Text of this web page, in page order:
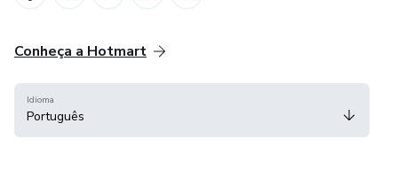
Conheça a Hotmart
Idioma
Português